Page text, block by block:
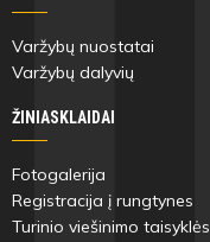
Varžybų nuostatai
Varžybų dalyvių
ŽINIASKLAIDAI
Fotogalerija
Registracija į rungtynes
Turinio viešinimo taisyklės